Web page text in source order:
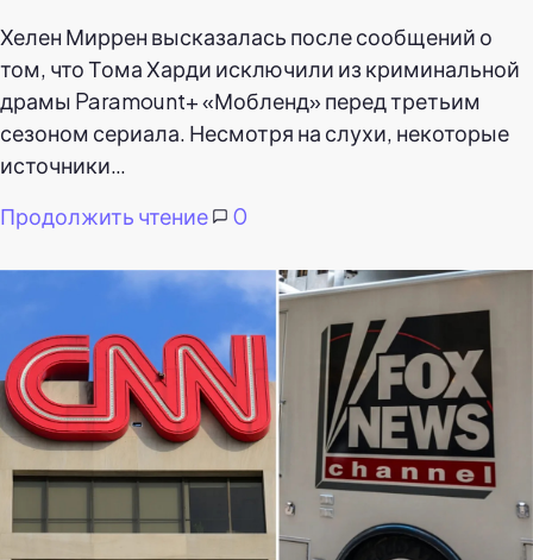
Хелен Миррен высказалась после сообщений о
том, что Тома Харди исключили из криминальной
драмы Paramount+ «Мобленд» перед третьим
сезоном сериала. Несмотря на слухи, некоторые
источники…
Продолжить чтение
0